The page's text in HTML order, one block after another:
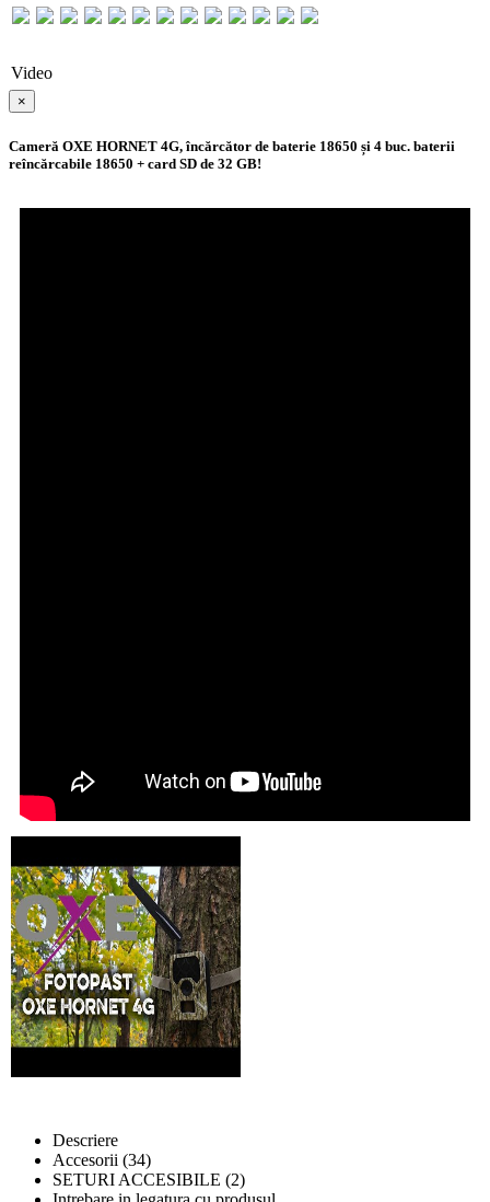
Video
×
Cameră OXE HORNET 4G, încărcător de baterie 18650 și 4 buc. baterii
reîncărcabile 18650 + card SD de 32 GB!
Descriere
Accesorii (34)
SETURI ACCESIBILE (2)